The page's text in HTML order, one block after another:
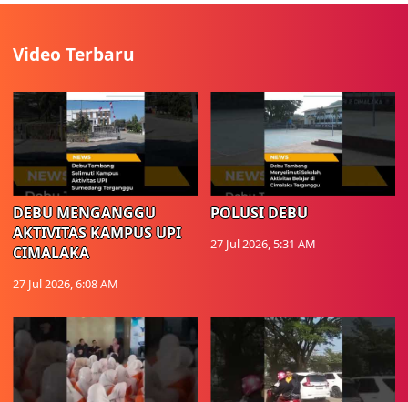
Video Terbaru
DEBU MENGANGGU
AKTIVITAS KAMPUS UPI
CIMALAKA
27 Jul 2026, 6:08 AM
POLUSI DEBU
27 Jul 2026, 5:31 AM